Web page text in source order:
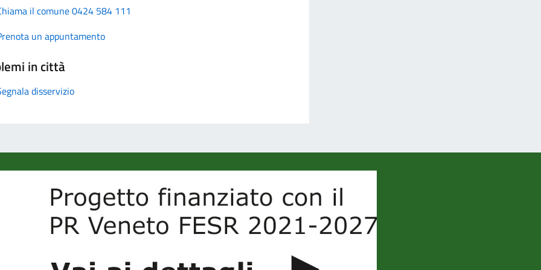
il comune 0424 584 111
un appuntamento
in città
disservizio